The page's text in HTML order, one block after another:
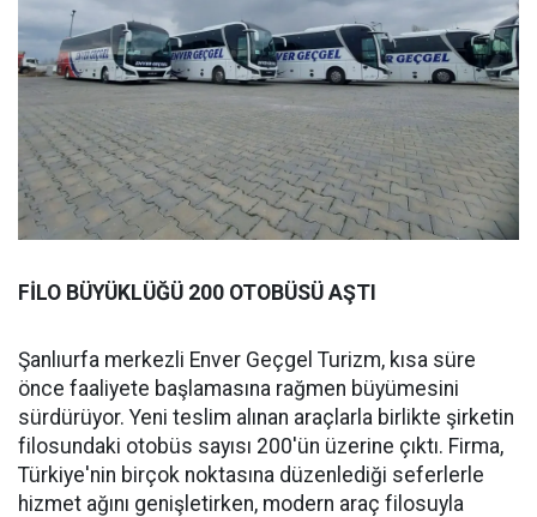
FİLO BÜYÜKLÜĞÜ 200 OTOBÜSÜ AŞTI
Şanlıurfa merkezli Enver Geçgel Turizm, kısa süre
önce faaliyete başlamasına rağmen büyümesini
sürdürüyor. Yeni teslim alınan araçlarla birlikte şirketin
filosundaki otobüs sayısı 200'ün üzerine çıktı. Firma,
Türkiye'nin birçok noktasına düzenlediği seferlerle
hizmet ağını genişletirken, modern araç filosuyla